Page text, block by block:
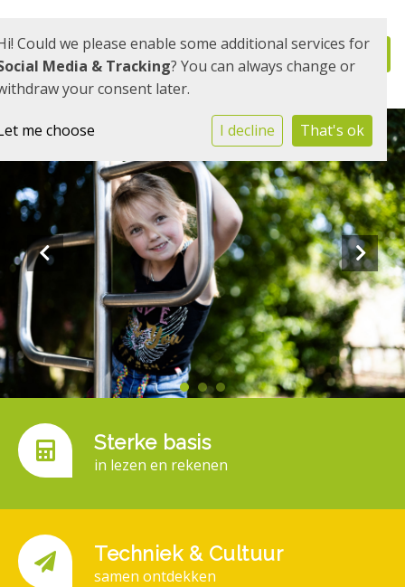
Sterke basis
in lezen en rekenen
Techniek & Cultuur
samen ontdekken
Could we please enable some additional services for
Media & Tracking? You can always change or
your consent later.
me choose I decline That's ok